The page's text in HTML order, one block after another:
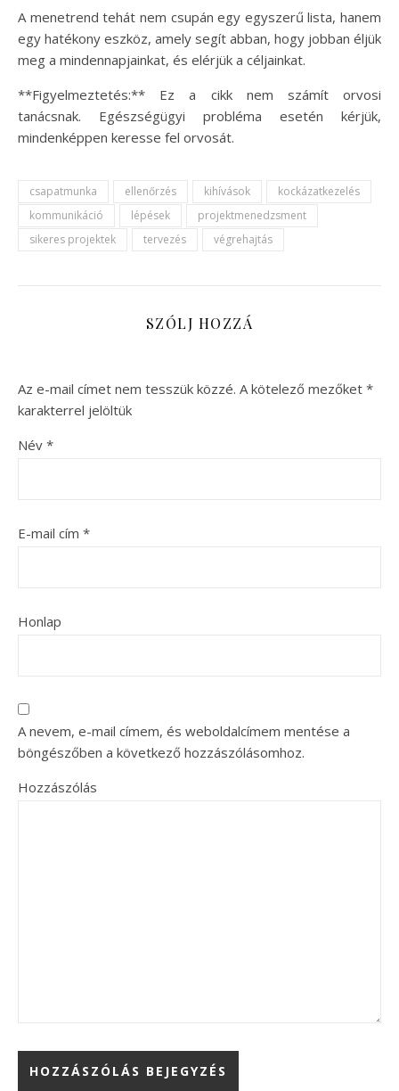
A menetrend tehát nem csupán egy egyszerű lista, hanem
egy hatékony eszköz, amely segít abban, hogy jobban éljük
meg a mindennapjainkat, és elérjük a céljainkat.
**Figyelmeztetés:** Ez a cikk nem számít orvosi
tanácsnak. Egészségügyi probléma esetén kérjük,
mindenképpen keresse fel orvosát.
csapatmunka ellenőrzés kihívások
kockázatkezelés
kommunikáció
lépések
projektmenedzsment
sikeres projektek
tervezés végrehajtás
SZÓLJ HOZZÁ
Az e-mail címet nem tesszük közzé. A kötelező mezőket *
karakterrel jelöltük
Név *
E-mail cím *
Honlap
A nevem, e-mail címem, és weboldalcímem mentése a
böngészőben a következő hozzászólásomhoz.
Hozzászólás